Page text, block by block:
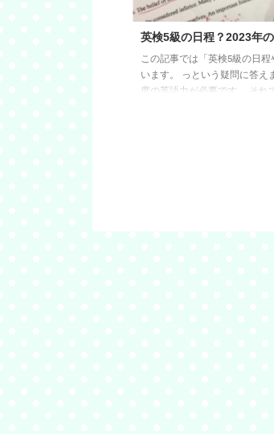
英検5級の日程？2023年
この記事では「英検5級の日
います。 っという疑問に答え
度の英語力が必要です。 そ
んが例年通りの可能性が高い
た。 公式での発表がありま